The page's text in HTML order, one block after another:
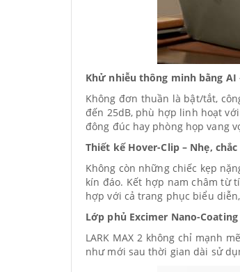
Khử nhiễu thông minh bằng
Không đơn thuần là bật/tắt,
đến 25dB, phù hợp linh hoạt
đông đúc hay phòng họp vang
Thiết kế Hover-Clip – Nhẹ,
Không còn những chiếc kẹp
kín đáo. Kết hợp nam châm từ
hợp với cả trang phục biểu
Lớp phủ Excimer Nano-
LARK MAX 2 không chỉ mạnh
như mới sau thời gian dài sử